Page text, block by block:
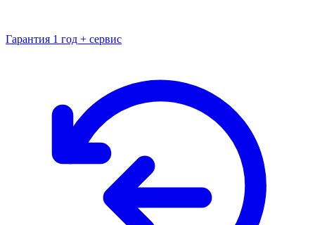
Гарантия 1 год + сервис